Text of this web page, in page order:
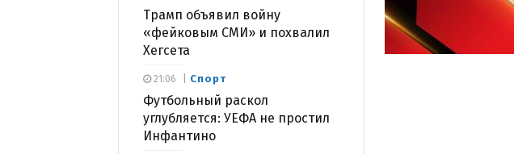
Трамп объявил войну
«фейковым СМИ» и похвалил
Хегсета
Спорт
Футбольный раскол
углубляется: УЕФА не простил
Инфантино
21:06